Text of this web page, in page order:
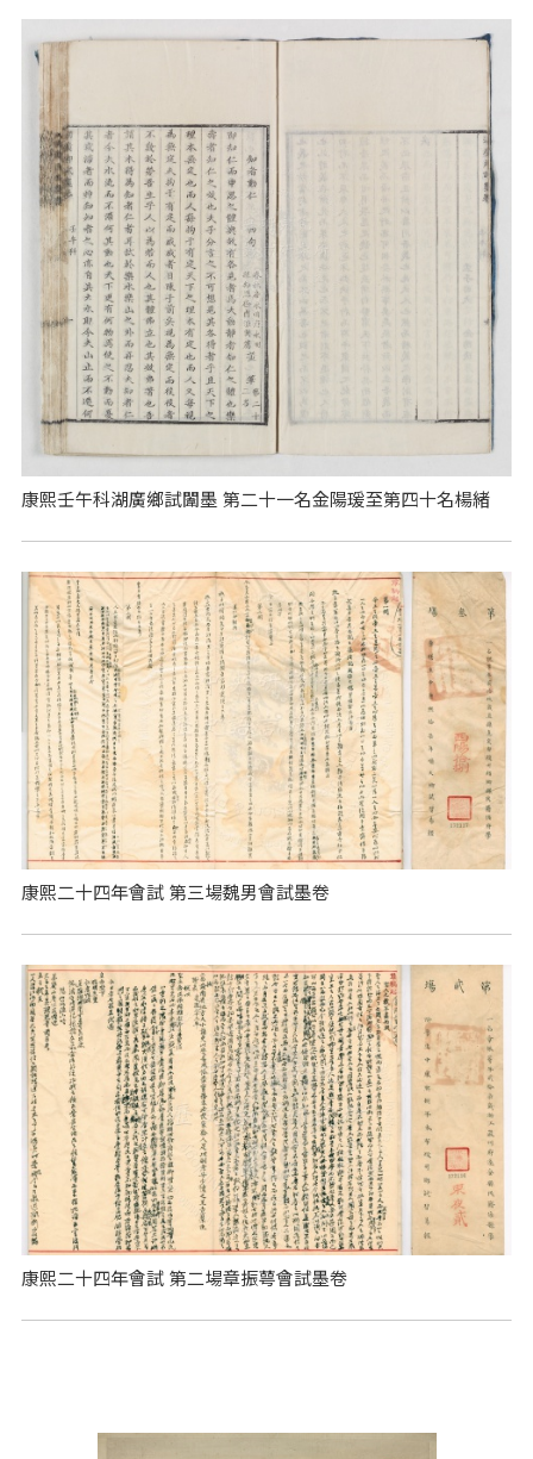
康熙壬午科湖廣鄉試闈墨 第二十一名金陽瑗至第四十名楊緒
康熙二十四年會試 第三場魏男會試墨卷
康熙二十四年會試 第二場章振萼會試墨卷